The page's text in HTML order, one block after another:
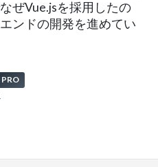
ぜVue.jsを採用したの
ンドの開発を進めてい
PRO